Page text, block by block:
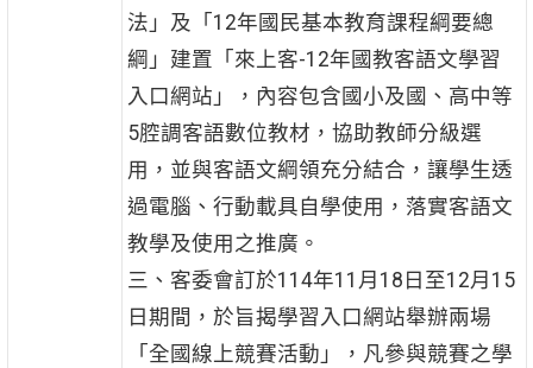
法」及「12年國民基本教育課程綱要總
綱」建置「來上客-12年國教客語文學習
入口網站」，內容包含國小及國、高中等
5腔調客語數位教材，協助教師分級選
用，並與客語文綱領充分結合，讓學生透
過電腦、行動載具自學使用，落實客語文
教學及使用之推廣。
三、客委會訂於114年11月18日至12月15
日期間，於旨揭學習入口網站舉辦兩場
「全國線上競賽活動」，凡參與競賽之學